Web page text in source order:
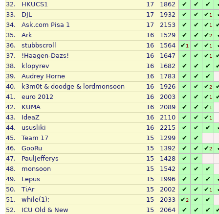
32.
HKUCS1 17 1862 ✔ ✔ ✔
33.
DJL 17 1932 ✔ ✔ ✔1
34.
Ask.com Pisa 1 17 2153 ✔ ✔ ✔1
35.
Ark 16 1529 ✔ ✔ ✔2
36.
stubbscroll 16 1564 ✔1 ✔ ✔1
37.
!Haagen-Dazs! 16 1647 ✔ ✔ ✔1
38.
klopyrev 16 1682 ✔ ✔ ✔
39.
Audrey Horne 16 1783 ✔ ✔
✔
40.
k3m0t & doodge & lordmonsoon 16 1926 ✔ ✔ ✔2
41.
euro 2012 16 2003 ✔ ✔ ✔1
42.
KUMA 16 2089 ✔ ✔ ✔1
43. IdeaZ 16 2110 ✔ ✔ ✔1
44. ususliki 16 2215 ✔ ✔ ✔
45.
Team 17 15 1299 ✔
✔
46.
GooRu 15 1392 ✔ ✔ ✔2
47.
PaulJefferys 15 1428 ✔
✔
48.
monsoon 15 1542 ✔ ✔
✔
49.
Lepus 15 1996 ✔ ✔ ✔
50.
TiAr 15 2002 ✔ ✔ ✔1
51.
while(1); 15 2033 ✔2 ✔
✔
52.
ICU Old & New 15 2064 ✔ ✔ ✔